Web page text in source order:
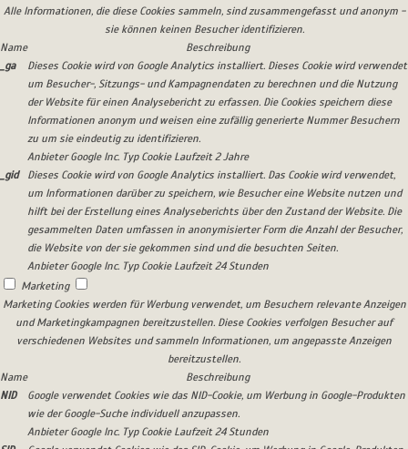
Alle Informationen, die diese Cookies sammeln, sind zusammengefasst und anonym -
sie können keinen Besucher identifizieren.
Name
Beschreibung
_ga
Dieses Cookie wird von Google Analytics installiert. Dieses Cookie wird verwendet
um Besucher-, Sitzungs- und Kampagnendaten zu berechnen und die Nutzung
der Website für einen Analysebericht zu erfassen. Die Cookies speichern diese
Informationen anonym und weisen eine zufällig generierte Nummer Besuchern
zu um sie eindeutig zu identifizieren.
Anbieter Google Inc. Typ Cookie Laufzeit 2 Jahre
_gid
Dieses Cookie wird von Google Analytics installiert. Das Cookie wird verwendet,
um Informationen darüber zu speichern, wie Besucher eine Website nutzen und
hilft bei der Erstellung eines Analyseberichts über den Zustand der Website. Die
gesammelten Daten umfassen in anonymisierter Form die Anzahl der Besucher,
die Website von der sie gekommen sind und die besuchten Seiten.
Anbieter Google Inc. Typ Cookie Laufzeit 24 Stunden
Marketing
Marketing Cookies werden für Werbung verwendet, um Besuchern relevante Anzeigen
und Marketingkampagnen bereitzustellen. Diese Cookies verfolgen Besucher auf
verschiedenen Websites und sammeln Informationen, um angepasste Anzeigen
bereitzustellen.
Name
Beschreibung
NID
Google verwendet Cookies wie das NID-Cookie, um Werbung in Google-Produkten
wie der Google-Suche individuell anzupassen.
Anbieter Google Inc. Typ Cookie Laufzeit 24 Stunden